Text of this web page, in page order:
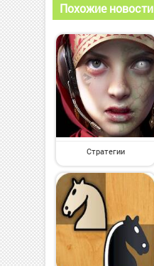
Похожие новости
Стратегии